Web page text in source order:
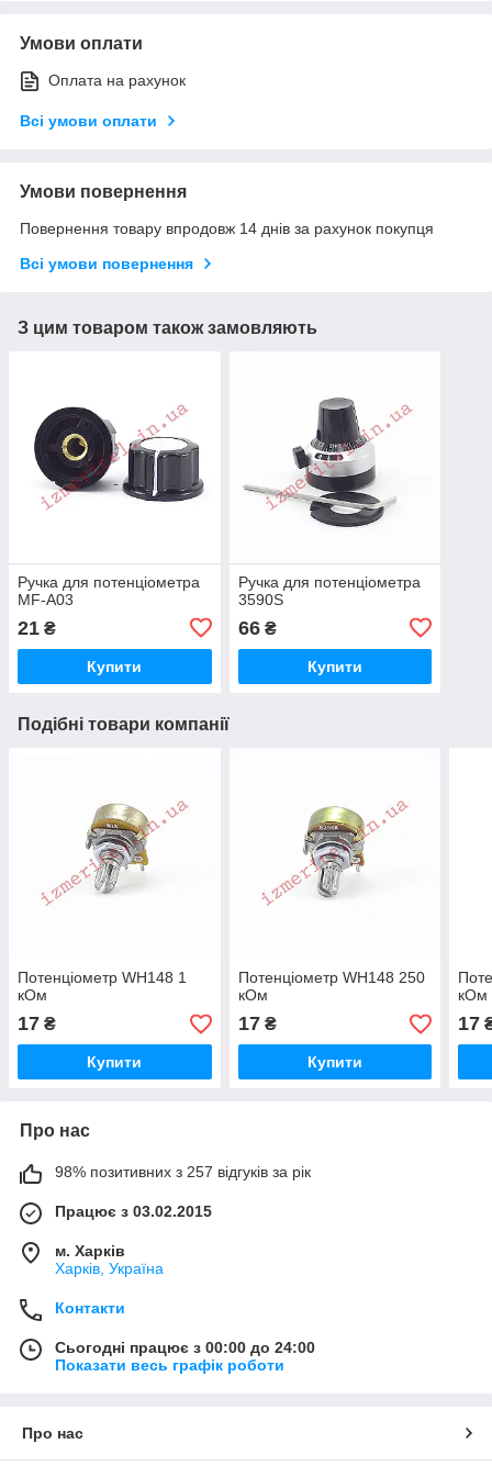
Умови оплати
Оплата на рахунок
Всі умови оплати
Умови повернення
Повернення товару впродовж 14 днів за рахунок покупця
Всі умови повернення
З цим товаром також замовляють
Ручка для потенціометра
MF-A03
21 ₴
Купити
Ручка для потенціометра
3590S
66₴
Купити
Подібні товари компанії
Потенціометр WH148 1
кОм
17 ₴
Купити
Потенціометр WH148 250
кОм
17₴
Купити
кОм
17
Про нас
98% позитивних з 257 відгуків за рік
Працює з 03.02.2015
м. Харків
Харків, Україна
Контакти
Сьогодні працює з 00:00 до 24:00
Показати весь графік роботи
Про нас